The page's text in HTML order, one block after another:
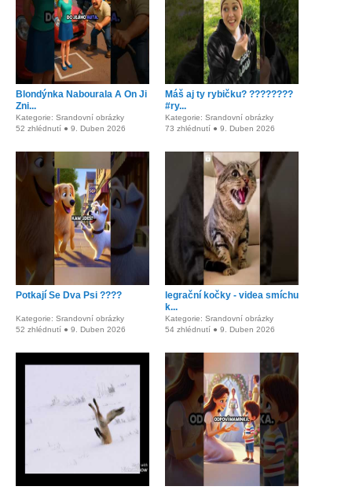
Blondýnka Nabourala A On Ji
Zni...
Kategorie: Srandovní obrázky
52 zhlédnutí ● 9. Duben 2026
Máš aj ty rybičku? ????????
#ry...
Kategorie: Srandovní obrázky
73 zhlédnutí ● 9. Duben 2026
Potkají Se Dva Psi ????
Kategorie: Srandovní obrázky
52 zhlédnutí ● 9. Duben 2026
legrační kočky - videa smíchu
k...
Kategorie: Srandovní obrázky
54 zhlédnutí ● 9. Duben 2026